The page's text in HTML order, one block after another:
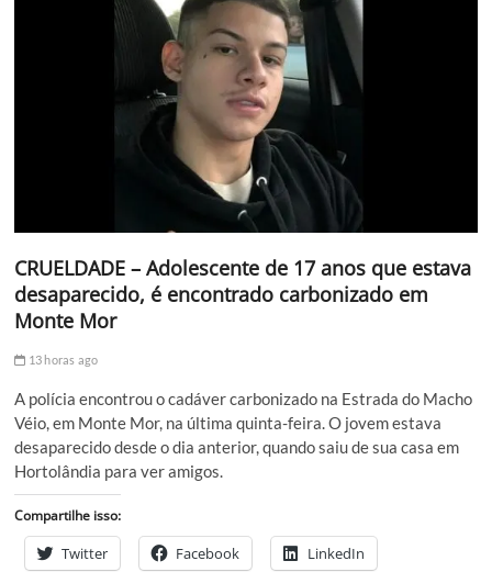
CRUELDADE – Adolescente de 17 anos que estava
desaparecido, é encontrado carbonizado em
Monte Mor
13 horas ago
A polícia encontrou o cadáver carbonizado na Estrada do Macho
Véio, em Monte Mor, na última quinta-feira. O jovem estava
desaparecido desde o dia anterior, quando saiu de sua casa em
Hortolândia para ver amigos.
Compartilhe isso:
Twitter Facebook LinkedIn